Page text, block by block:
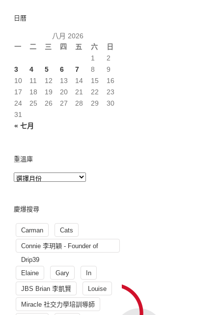
日曆
八月 2026
一
二 三 四 五 六 日
« 七月
1
2
3
4 5 6 7 8
9
10
11 12 13 14 15
16
17
18 19 20 21 22
23
24
25 26 27 28 29
30
31
重溫庫
慶爆搜尋
Carman Cats
Connie 李玥穎 - Founder of
Drip39
Elaine
Gary In
JBS Brian 李凱賢 Louise
Miracle 社交力學培訓導師